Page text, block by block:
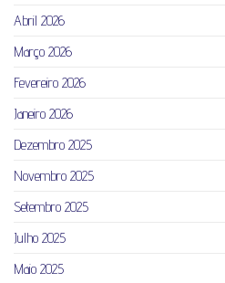
Abril 2026
Março 2026
Fevereiro 2026
Janeiro 2026
Dezembro 2025
Novembro 2025
Setembro 2025
Julho 2025
Maio 2025